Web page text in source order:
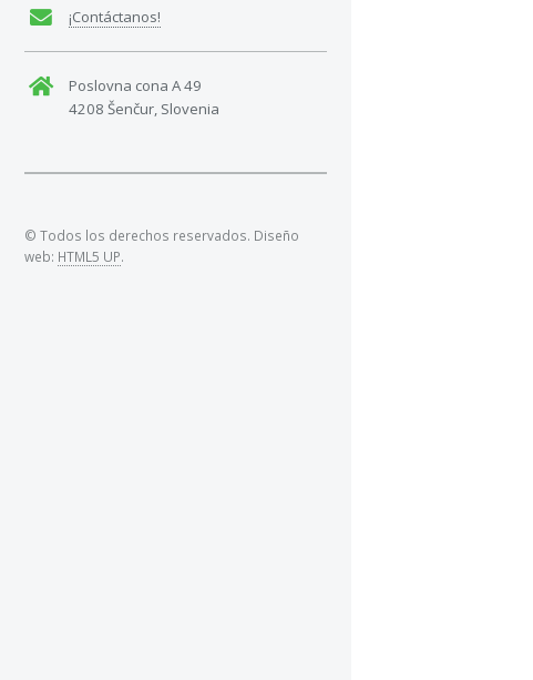
¡Contáctanos!
Poslovna cona A 49
4208 Šenčur, Slovenia
© Todos los derechos reservados. Diseño
web: HTML5 UP.